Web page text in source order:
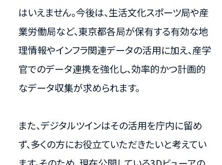
はいえません。今後は、生活文化スポーツ局や産
業労働局など、東京都各局が保有する有効な地
理情報やインフラ関連データの活用に加え、産学
官でのデータ連携を強化し、効率的かつ計画的
なデータ収集が求められます。
また、デジタルツインはその活用を庁内に留め
ず、多くの方にお役立ていただきたいと考えてい